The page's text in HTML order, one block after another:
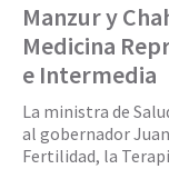
Manzur y
Medicina
e Intermedia
La ministra de
al gobernador
Fertilidad, la